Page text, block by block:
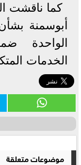
كما ناقشت
أبوسمنة
الواحدة
الخدمات
موضوعات متعلقة